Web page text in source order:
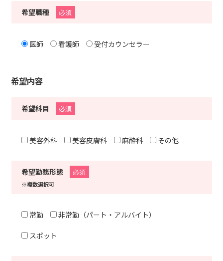
希望職種 必須
医師 看護師 受付カウンセラー
希望内容
希望科目 必須
美容外科 美容皮膚科 麻酔科 その他
希望勤務形態 必須
※複数選択可
常勤 非常勤（パート・アルバイト）
スポット